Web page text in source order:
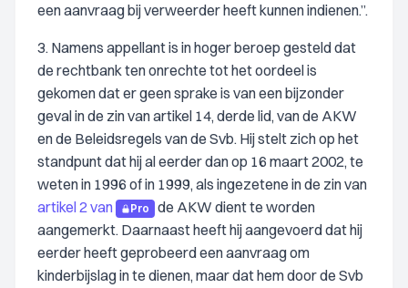
een aanvraag bij verweerder heeft kunnen indienen.”.
3. Namens appellant is in hoger beroep gesteld dat
de rechtbank ten onrechte tot het oordeel is
gekomen dat er geen sprake is van een bijzonder
geval in de zin van artikel 14, derde lid, van de AKW
en de Beleidsregels van de Svb. Hij stelt zich op het
standpunt dat hij al eerder dan op 16 maart 2002, te
weten in 1996 of in 1999, als ingezetene in de zin van
artikel 2 van
Pro
de AKW dient te worden
aangemerkt. Daarnaast heeft hij aangevoerd dat hij
eerder heeft geprobeerd een aanvraag om
kinderbijslag in te dienen, maar dat hem door de Svb